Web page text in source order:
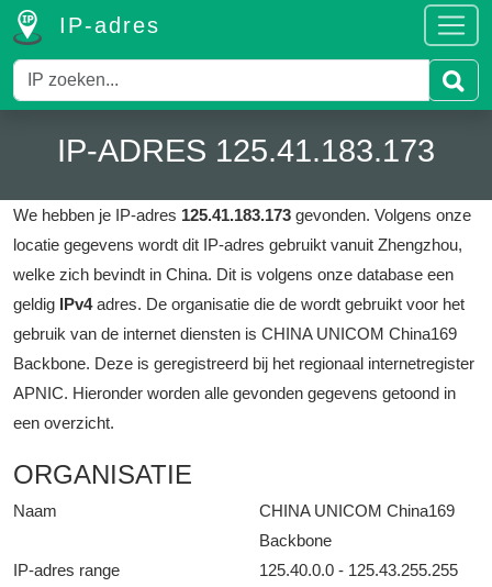
IP-adres
IP-ADRES 125.41.183.173
We hebben je IP-adres 125.41.183.173 gevonden. Volgens onze
locatie gegevens wordt dit IP-adres gebruikt vanuit Zhengzhou,
welke zich bevindt in China. Dit is volgens onze database een
geldig IPv4adres. De organisatie die de wordt gebruikt voor het
gebruik van de internet diensten is CHINA UNICOM China169
Backbone. Deze is geregistreerd bij het regionaal internetregister
APNIC. Hieronder worden alle gevonden gegevens getoond in
een overzicht.
ORGANISATIE
Naam
CHINA UNICOM China169
Backbone
IP-adres range
125.40.0.0 - 125.43.255.255